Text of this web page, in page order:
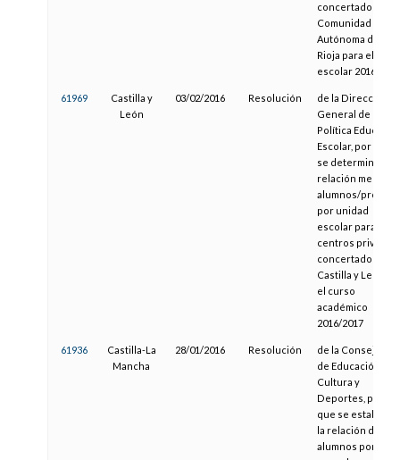
concertados de
Comunidad
Autónoma de La
Rioja para el
escolar 2016/2017
61969
Castilla y
León
03/02/2016 Resolución
de la Dirección
General de
Política Educativa
Escolar, por la
se determina la
relación media
alumnos/
por unidad
escolar para los
centros privados
concertados de
Castilla y León en
el curso
académico
2016/2017
61936
Castilla-La
Mancha
28/01/2016 Resolución
de la Consejería
de Educación,
Cultura y
Deportes, por la
que se establece
la relación de
alumnos por aula